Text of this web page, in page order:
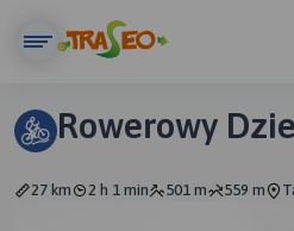
Rowerowy
27 km 2 h 1 min 501 m 559 m